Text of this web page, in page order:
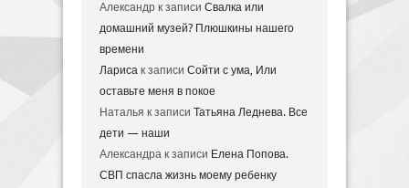
Александр к записи Свалка или
домашний музей? Плюшкины нашего
времени
Лариса к записи Сойти с ума, Или
оставьте меня в покое
Наталья к записи Татьяна Леднева. Все
дети — наши
Александра к записи Елена Попова.
СВП спасла жизнь моему ребенку